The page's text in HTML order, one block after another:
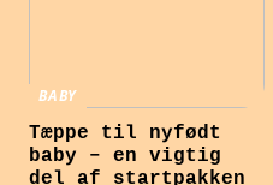
BABY
Tæppe til nyfødt
baby – en vigtig
del af startpakken